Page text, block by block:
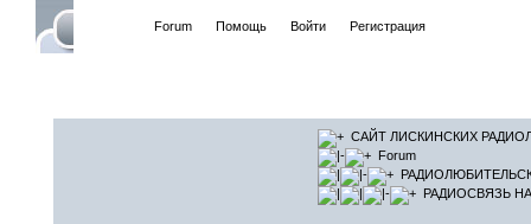
Forum Помощь Войти Регистрация
САЙТ ЛИСКИНСКИХ
Forum
РАДИОСВЯЗЬ